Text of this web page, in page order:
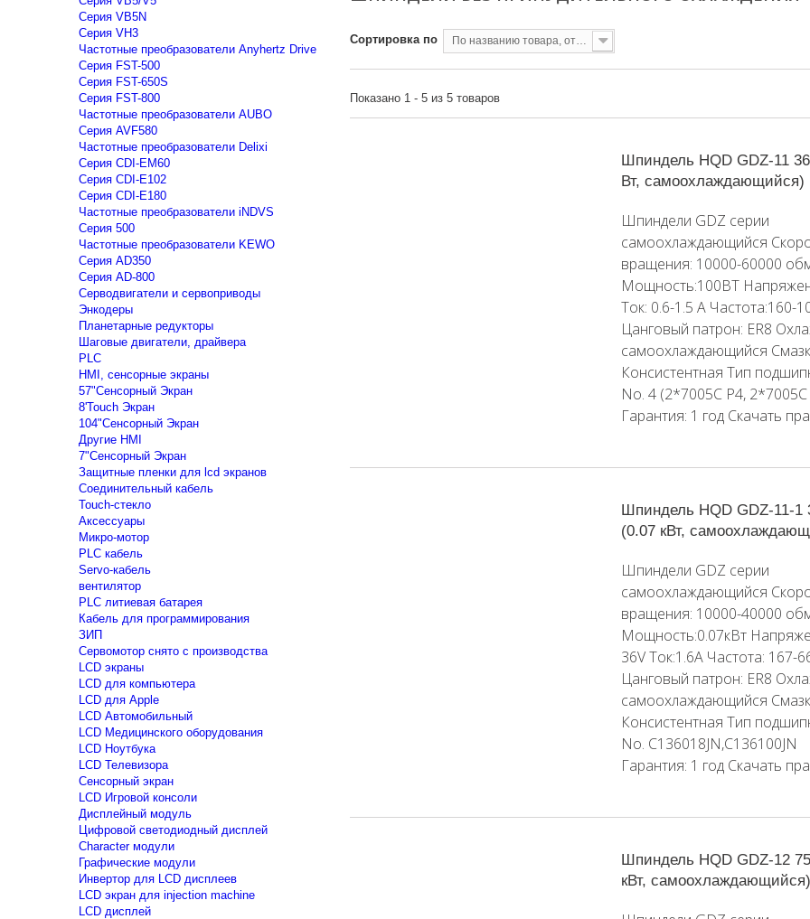
Cерия VB5N
Cерия VH3
Частотные преобразователи Anyhertz Drive
Серия FST-500
Серия FST-650S
Серия FST-800
Частотные преобразователи AUBO
Серия AVF580
Частотные преобразователи Delixi
Серия CDI-EM60
Серия CDI-E102
Серия CDI-E180
Частотные преобразователи iNDVS
Серия 500
Частотные преобразователи KEWO
Серия AD350
Серия AD-800
Серводвигатели и сервоприводы
Энкодеры
Планетарные редукторы
Шаговые двигатели, драйвера
PLC
HMI, сенсорные экраны
57"Сенсорный Экран
8'Touch Экран
104"Сенсорный Экран
Другие HMI
7"Сенсорный Экран
Защитные пленки для lcd экранов
Соединительный кабель
Touch-стекло
Аксессуары
Микро-мотор
PLC кабель
Servo-кабель
вентилятор
PLC литиевая батарея
Кабель для программирования
ЗИП
Сервомотор снято с производства
LCD экраны
LCD для компьютера
LCD для Apple
LCD Автомобильный
LCD Медицинского оборудования
LCD Ноутбука
LCD Телевизора
Сенсорный экран
LCD Игровой консоли
Дисплейный модуль
Цифровой светодиодный дисплей
Сharacter модули
Графические модули
Инвертор для LCD дисплеев
LCD экран для injection machine
LCD дисплей
Сортировка по По названию товара, от А до Я
Показано 1 - 5 из 5 товаров
Шпиндель HQD GDZ-11
Вт, самоохлаждающийся)
Шпиндели GDZ серии
самоохлаждающийся
вращения: 10000-60000
Мощность:100ВТ
Ток: 0.6-1.5 A Частота:160-
Цанговый патрон: ER8
самоохлаждающийся
Консистентная Тип
No. 4 (2*7005C P4,
Гарантия: 1 год Скачать
Шпиндель HQD GDZ-11-1
(0.07 кВт,
Шпиндели GDZ серии
самоохлаждающийся
вращения: 10000-40000
Мощность:0.07кВт
36V Ток:1.6A Частота: 167-
Цанговый патрон: ER8
самоохлаждающийся
Консистентная Тип
No. C136018JN,C136100JN
Гарантия: 1 год Скачать
Шпиндель HQD GDZ-12
кВт, самоохлаждающийся)